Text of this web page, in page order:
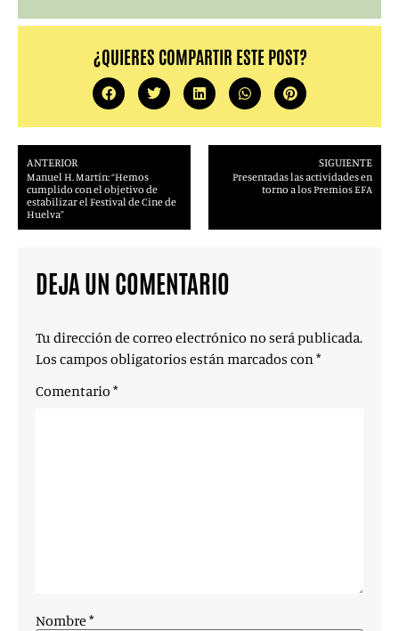
¿QUIERES COMPARTIR ESTE POST?
ANTERIOR
Manuel H. Martín: “Hemos
cumplido con el objetivo de
estabilizar el Festival de Cine de
Huelva”
SIGUIENTE
Presentadas las actividades en
torno a los Premios EFA
DEJA UN COMENTARIO
Tu dirección de correo electrónico no será publicada.
Los campos obligatorios están marcados con*
Comentario *
Nombre *